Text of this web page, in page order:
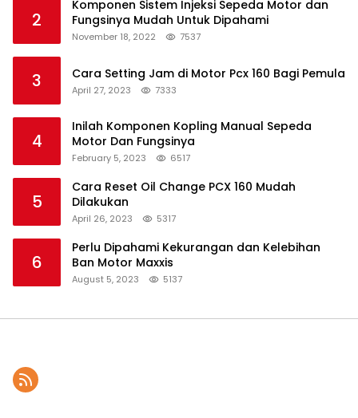
2
Komponen Sistem Injeksi Sepeda Motor dan
Fungsinya Mudah Untuk Dipahami
November 18, 2022 7537
3 Cara Setting Jam di Motor Pcx 160 Bagi Pemula
April 27, 2023 7333
4
Inilah Komponen Kopling Manual Sepeda
Motor Dan Fungsinya
February 5, 2023 6517
5
Cara Reset Oil Change PCX 160 Mudah
Dilakukan
April 26, 2023 5317
6
Perlu Dipahami Kekurangan dan Kelebihan
Ban Motor Maxxis
August 5, 2023 5137